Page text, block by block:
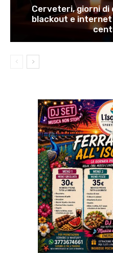
Cerveteri, giorni di
blackout e